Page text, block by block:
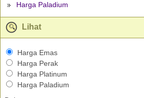
Harga Paladium
Lihat
Harga Emas
Harga Perak
Harga Platinum
Harga Paladium